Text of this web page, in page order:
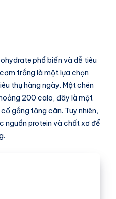
phổ biến và dễ tiêu
trắng là một lựa chọn
thụ hàng ngày. Một chén
200 calo, đây là một
gắng tăng cân. Tuy nhiên,
nguồn protein và chất xơ để